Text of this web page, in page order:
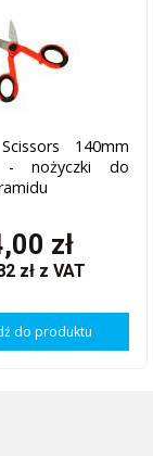
140mm
- nożyczki do
zł
zł z VAT
do produktu